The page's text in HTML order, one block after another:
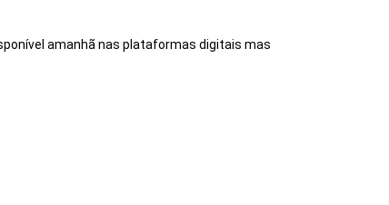
amanhã nas plataformas digitais mas